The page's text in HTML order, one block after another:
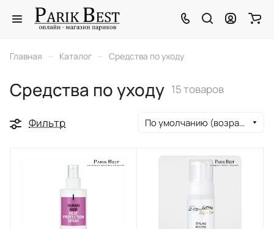
Главная – Каталог – Средства по уходу
Средства по уходу 15 товаров
Фильтр По умолчанию (возрастание)